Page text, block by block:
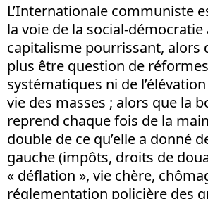
L’Internationale communiste
la voie de la social-démocratie
capitalisme pourrissant, alors
plus être question de
systématiques ni de
vie des masses ; alors que la
reprend chaque fois de la
double de ce qu’elle a donné
gauche (impôts, droits de
« déflation », vie chère,
réglementation policière des